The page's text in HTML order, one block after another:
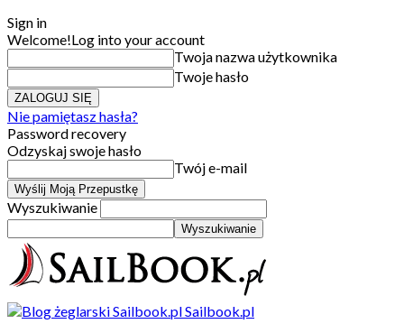
Sign in
Welcome!Log into your account
Twoja nazwa użytkownika
Twoje hasło
Nie pamiętasz hasła?
Password recovery
Odzyskaj swoje hasło
Twój e-mail
Wyszukiwanie
Sailbook.pl